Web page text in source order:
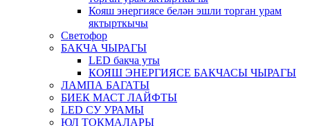
Кояш энергиясе белән эшли торган урам
яктырткычы
Светофор
БАКЧА ЧЫРАГЫ
LED бакча уты
КОЯШ ЭНЕРГИЯСЕ БАКЧАСЫ ЧЫРАГЫ
ЛАМПА БАГАТЫ
БИЕК МАСТ ЛАЙФТЫ
LED СУ УРАМЫ
ЮЛ ТОКМАЛАРЫ